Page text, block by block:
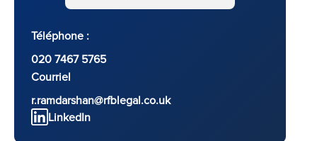
Téléphone :
020 7467 5765
Courriel
r.ramdarshan@rfblegal.co.uk
LinkedIn